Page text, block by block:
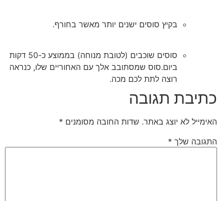
בקיץ סוסים ישנים יותר מאשר בחורף.
סוסים שוכבים (לטובת מנוחה) בממוצע כ-50 דקות
ביום.סוס שמסתובב אלך עם האחוריים שלו, כנראה
רוצה לתת לכם מכה.
כתיבת תגובה
האימייל לא יוצג באתר. שדות החובה מסומנים *
התגובה שלך *